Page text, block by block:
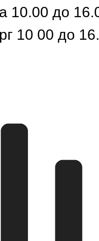
10.00 до
10 00 до